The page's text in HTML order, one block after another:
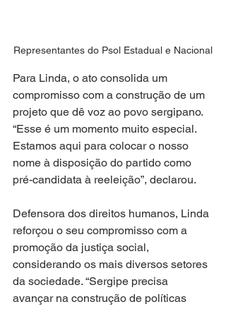
Representantes do Psol Estadual e Nacional
Para Linda, o ato consolida um
compromisso com a construção de um
projeto que dê voz ao povo sergipano.
“Esse é um momento muito especial.
Estamos aqui para colocar o nosso
nome à disposição do partido como
pré-candidata à reeleição”, declarou.
Defensora dos direitos humanos, Linda
reforçou o seu compromisso com a
promoção da justiça social,
considerando os mais diversos setores
da sociedade. “Sergipe precisa
avançar na construção de políticas